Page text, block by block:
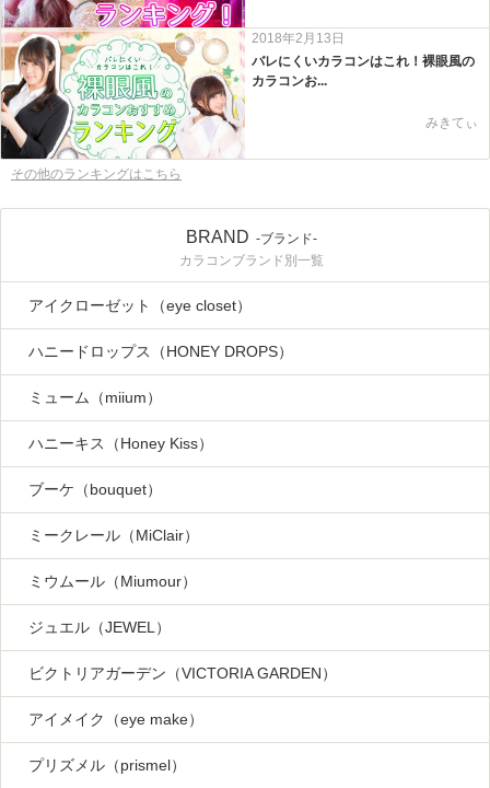
2018年2月13日
バレにくいカラコンはこれ！裸眼風の
カラコンお...
みきてぃ
その他のランキングはこちら
BRAND -ブランド-
カラコンブランド別一覧
アイクローゼット（eye closet）
ハニードロップス（HONEY DROPS）
ミューム（miium）
ハニーキス（Honey Kiss）
ブーケ（bouquet）
ミークレール（MiClair）
ミウムール（Miumour）
ジュエル（JEWEL）
ビクトリアガーデン（VICTORIA GARDEN）
アイメイク（eye make）
プリズメル（prismel）